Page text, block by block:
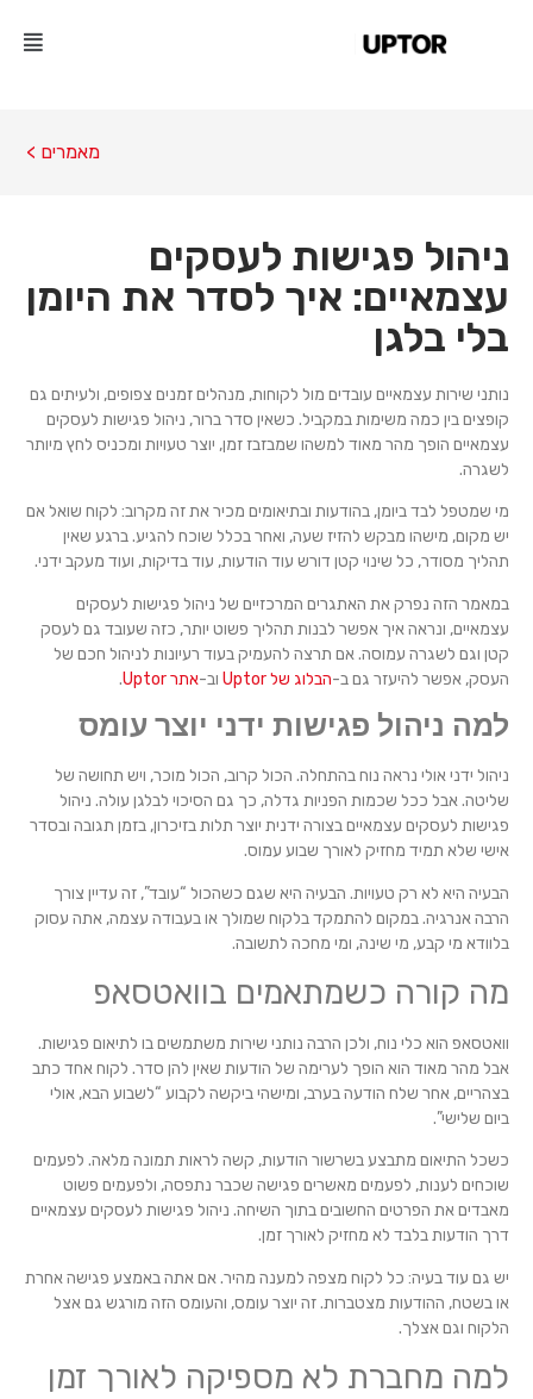
מאמרים >
ניהול פגישות לעסקים
עצמאיים: איך לסדר את היומן
בלי בלגן
נותני שירות עצמאיים עובדים מול לקוחות, מנהלים זמנים צפופים, ולעיתים גם
קופצים בין כמה משימות במקביל. כשאין סדר ברור, ניהול פגישות לעסקים
עצמאיים הופך מהר מאוד למשהו שמבזבז זמן, יוצר טעויות ומכניס לחץ מיותר
לשגרה.
מי שמטפל לבד ביומן, בהודעות ובתיאומים מכיר את זה מקרוב: לקוח שואל אם
יש מקום, מישהו מבקש להזיז שעה, ואחר בכלל שוכח להגיע. ברגע שאין
תהליך מסודר, כל שינוי קטן דורש עוד הודעות, עוד בדיקות, ועוד מעקב ידני.
במאמר הזה נפרק את האתגרים המרכזיים של ניהול פגישות לעסקים
עצמאיים, ונראה איך אפשר לבנות תהליך פשוט יותר, כזה שעובד גם לעסק
קטן וגם לשגרה עמוסה. אם תרצה להעמיק בעוד רעיונות לניהול חכם של
העסק, אפשר להיעזר גם ב-הבלוג של Uptor וב-אתר Uptor .
למה ניהול פגישות ידני יוצר עומס
ניהול ידני אולי נראה נוח בהתחלה. הכול קרוב, הכול מוכר, ויש תחושה של
שליטה. אבל ככל שכמות הפניות גדלה, כך גם הסיכוי לבלגן עולה. ניהול
פגישות לעסקים עצמאיים בצורה ידנית יוצר תלות בזיכרון, בזמן תגובה ובסדר
אישי שלא תמיד מחזיק לאורך שבוע עמוס.
הבעיה היא לא רק טעויות. הבעיה היא שגם כשהכול “עובד”, זה עדיין צורך
הרבה אנרגיה. במקום להתמקד בלקוח שמולך או בעבודה עצמה, אתה עסוק
בלוודא מי קבע, מי שינה, ומי מחכה לתשובה.
מה קורה כשמתאמים בוואטסאפ
וואטסאפ הוא כלי נוח, ולכן הרבה נותני שירות משתמשים בו לתיאום פגישות.
אבל מהר מאוד הוא הופך לערימה של הודעות שאין להן סדר. לקוח אחד כתב
בצהריים, אחר שלח הודעה בערב, ומישהי ביקשה לקבוע “לשבוע הבא, אולי
ביום שלישי”.
כשכל התיאום מתבצע בשרשור הודעות, קשה לראות תמונה מלאה. לפעמים
שוכחים לענות, לפעמים מאשרים פגישה שכבר נתפסה, ולפעמים פשוט
מאבדים את הפרטים החשובים בתוך השיחה. ניהול פגישות לעסקים עצמאיים
דרך הודעות בלבד לא מחזיק לאורך זמן.
יש גם עוד בעיה: כל לקוח מצפה למענה מהיר. אם אתה באמצע פגישה אחרת
או בשטח, ההודעות מצטברות. זה יוצר עומס, והעומס הזה מורגש גם אצל
הלקוח וגם אצלך.
למה מחברת לא מספיקה לאורך זמן